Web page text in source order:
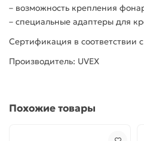
– возможность крепления
– специальные адаптеры для
Сертификация в соответствии с
Производитель: UVEX
Похожие товары